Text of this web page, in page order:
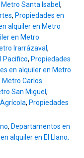
Santa Isabel ,
, Propiedades en
alquiler en Metro
en Metro
Irarrázaval,
Pacifico, Propiedades
en alquiler en Metro
Metro Carlos
San Miguel ,
, Propiedades
, Departamentos en
alquiler en El Llano,